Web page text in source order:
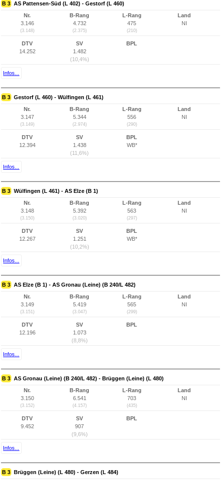
B 3 AS Pattensen-Süd (L 402) - Gestorf (L 460)
Nr.
3.146
(3.148)
B-Rang
4.732
(2.375)
L-Rang
475
(210)
Land
NI
DTV
14.252
SV
1.482
(10,4%)
BPL
Infos...
B 3 Gestorf (L 460) - Wülfingen (L 461)
Nr.
3.147
(3.149)
B-Rang
5.344
(2.974)
L-Rang
556
(290)
Land
NI
DTV
12.394
SV
1.438
(11,6%)
BPL
WB*
Infos...
B 3 Wülfingen (L 461) - AS Elze (B 1)
Nr.
3.148
(3.150)
B-Rang
5.392
(3.020)
L-Rang
563
(297)
Land
NI
DTV
12.267
SV
1.251
(10,2%)
BPL
WB*
Infos...
B 3 AS Elze (B 1) - AS Gronau (Leine) (B 240/L 482)
Nr.
3.149
(3.151)
B-Rang
5.419
(3.047)
L-Rang
565
(299)
Land
NI
DTV
12.196
SV
1.073
(8,8%)
BPL
Infos...
B 3 AS Gronau (Leine) (B 240/L 482) - Brüggen (Leine) (L 480)
Nr.
3.150
(3.152)
B-Rang
6.541
(4.157)
L-Rang
703
(435)
Land
NI
DTV
9.452
SV
907
(9,6%)
BPL
Infos...
B 3 Brüggen (Leine) (L 480) - Gerzen (L 484)